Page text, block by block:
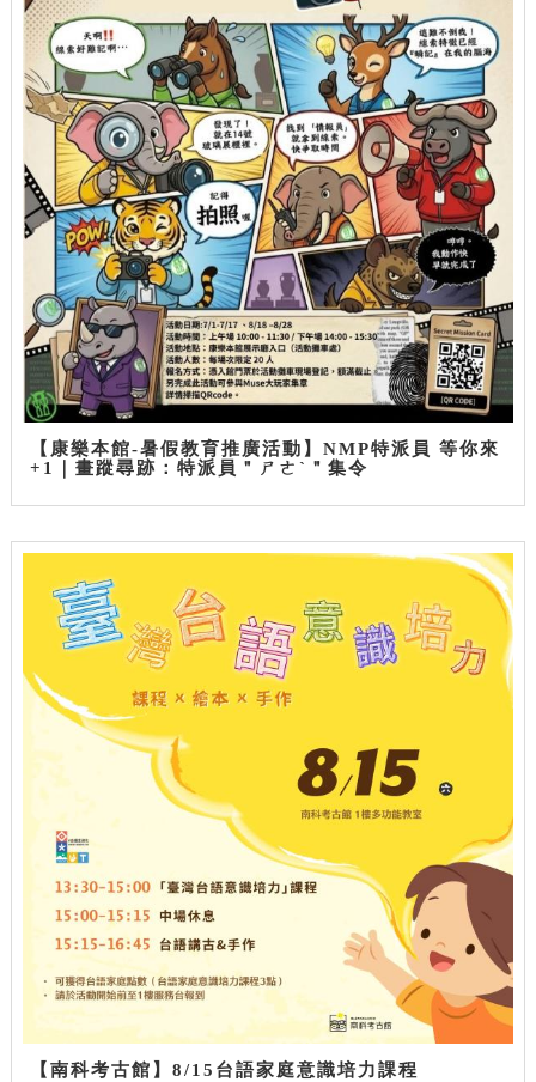
【康樂本館-暑假教育推廣活動】NMP特派員 等你來
+1｜畫蹤尋跡：特派員＂ㄕㄜˋ＂集令
【南科考古館】8/15台語家庭意識培力課程